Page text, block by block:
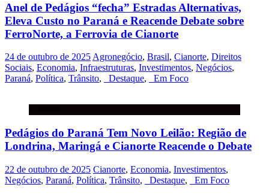
Anel de Pedágios “fecha” Estradas Alternativas,
Eleva Custo no Paraná e Reacende Debate sobre
FerroNorte, a Ferrovia de Cianorte
24 de outubro de 2025 Agronegócio, Brasil, Cianorte, Direitos
Sociais, Economia, Infraestruturas, Investimentos, Negócios,
Paraná, Política, Trânsito, _Destaque, _Em Foco
Pedágios do Paraná Tem Novo Leilão: Região de
Londrina, Maringá e Cianorte Reacende o Debate
22 de outubro de 2025 Cianorte, Economia, Investimentos,
Negócios, Paraná, Política, Trânsito, _Destaque, _Em Foco